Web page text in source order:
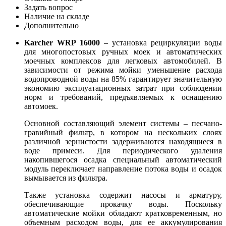
Задать вопрос
Наличие на складе
Дополнительно
Karcher WRP 16000 – установка рециркуляции воды
для многопостовых ручных моек и автоматических
моечных комплексов для легковых автомобилей. В
зависимости от режима мойки уменьшение расхода
водопроводной воды на 85% гарантирует значительную
экономию эксплуатационных затрат при соблюдении
норм и требований, предъявляемых к оснащению
автомоек.
Основной составляющий элемент системы – песчано-
гравийный фильтр, в котором на нескольких слоях
различной зернистости задерживаются находящиеся в
воде примеси. Для периодического удаления
накопившегося осадка специальный автоматический
модуль переключает направление потока воды и осадок
вымывается из фильтра.
Также установка содержит насосы и арматуру,
обеспечивающие прокачку воды. Поскольку
автоматические мойки обладают кратковременным, но
объемным расходом воды, для ее аккумулирования